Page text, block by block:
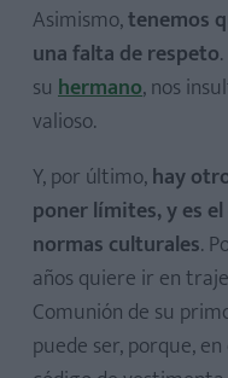
Asimismo,tenemos
una falta de respeto
su hermano, nos
valioso.
Y, por último,hay
poner límites, y es
normas culturales.
años quiere ir en
Comunión de su
puede ser, porque,